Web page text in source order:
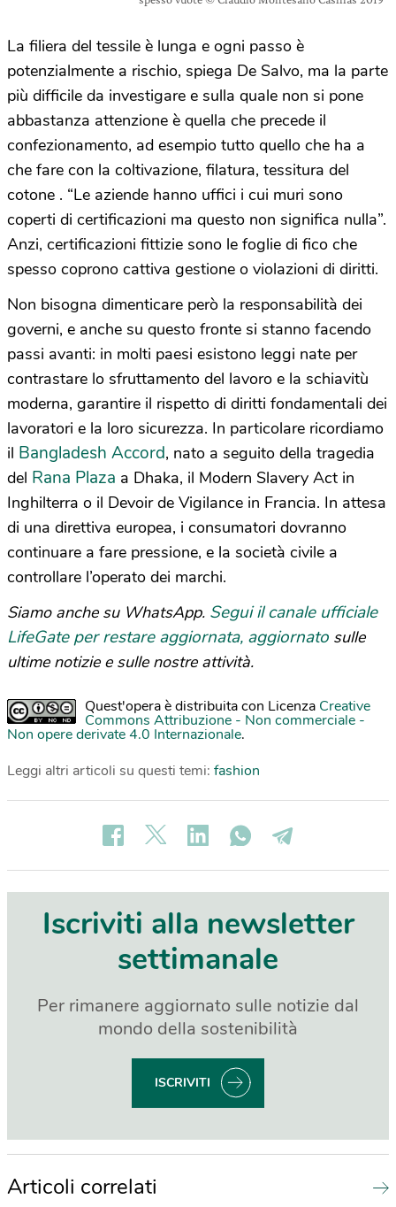
La filiera del tessile è lunga e ogni passo è
potenzialmente a rischio, spiega De Salvo, ma la parte
più difficile da investigare e sulla quale non si pone
abbastanza attenzione è quella che precede il
confezionamento, ad esempio tutto quello che ha a
che fare con la coltivazione, filatura, tessitura del
cotone . “Le aziende hanno uffici i cui muri sono
coperti di certificazioni ma questo non significa nulla”.
Anzi, certificazioni fittizie sono le foglie di fico che
spesso coprono cattiva gestione o violazioni di diritti.
Non bisogna dimenticare però la responsabilità dei
governi, e anche su questo fronte si stanno facendo
passi avanti: in molti paesi esistono leggi nate per
contrastare lo sfruttamento del lavoro e la schiavitù
moderna, garantire il rispetto di diritti fondamentali dei
lavoratori e la loro sicurezza. In particolare ricordiamo
il Bangladesh Accord, nato a seguito della tragedia
del Rana Plaza a Dhaka, il Modern Slavery Act in
Inghilterra o il Devoir de Vigilance in Francia. In attesa
di una direttiva europea, i consumatori dovranno
continuare a fare pressione, e la società civile a
controllare l’operato dei marchi.
Siamo anche su WhatsApp. Segui il canale ufficiale
LifeGate per restare aggiornata, aggiornato sulle
ultime notizie e sulle nostre attività.
Quest'opera è distribuita con Licenza Creative
Commons Attribuzione - Non commerciale -
Non opere derivate 4.0 Internazionale.
Leggi altri articoli su questi temi: fashion
Iscriviti alla newsletter
settimanale
Per rimanere aggiornato sulle notizie dal
mondo della sostenibilità
ISCRIVITI
Articoli correlati